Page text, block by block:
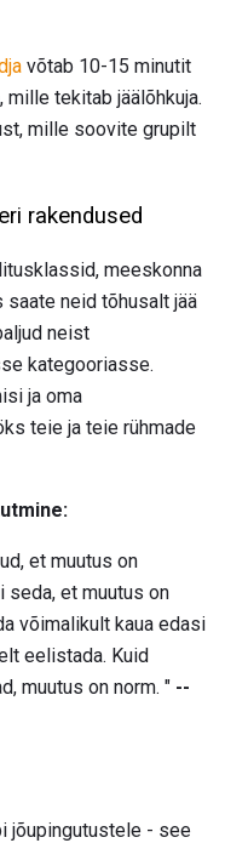
võtab 10-15 minutit
tekitab jäälõhkuja.
mille soovite grupilt
rakendused
meeskonna
neid tõhusalt jää
neist
kategooriasse.
ja oma
teie ja teie rühmade
et muutus on
seda, et muutus on
võimalikult kaua edasi
eelistada. Kuid
muutus on norm. " --
jõupingutustele - see